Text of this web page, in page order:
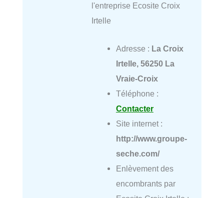
l'entreprise Ecosite Croix
Irtelle
Adresse : La Croix
Irtelle, 56250 La
Vraie-Croix
Téléphone :
Contacter
Site internet :
http://www.groupe-
seche.com/
Enlèvement des
encombrants par